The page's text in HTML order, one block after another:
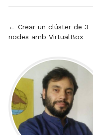
Navegació
← Crear un clúster de 3
nodes amb VirtualBox